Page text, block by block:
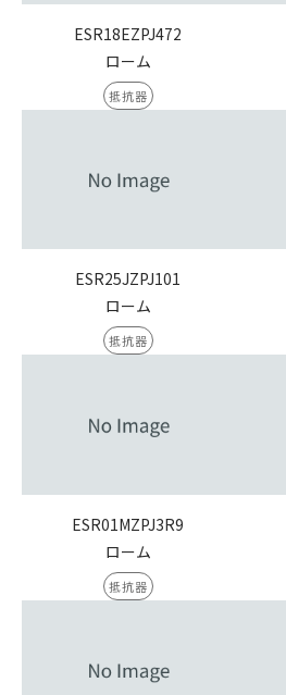
ESR18EZPJ472
ローム
抵抗器
ESR25JZPJ101
ローム
抵抗器
ESR01MZPJ3R9
ローム
抵抗器